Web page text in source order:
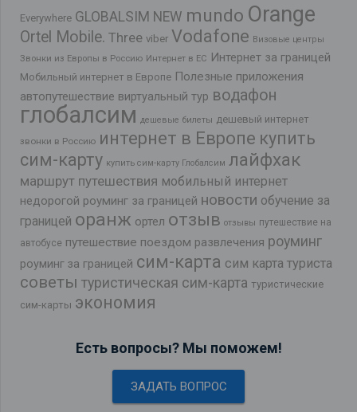
Everywhere GLOBALSIM NEW mundo Orange
Ortel Mobile. Three viber Vodafone Визовые центры
Звонки из Европы в Россию Интернет в ЕС Интернет за границей
Мобильный интернет в Европе Полезные приложения
автопутешествие виртуальный тур водафон
глобалсим дешевые билеты дешевый интернет
звонки в Россию интернет в Европе купить
сим-карту купить сим-карту Глобалсим лайфхак
маршрут путешествия мобильный интернет
недорогой роуминг за границей новости обучение за
границей оранж ортел отзыв отзывы путешествие на
автобусе путешествие поездом развлечения роуминг
роуминг за границей сим-карта сим карта туриста
советы туристическая сим-карта туристические
сим-карты экономия
Есть вопросы? Мы поможем!
ЗАДАТЬ ВОПРОС